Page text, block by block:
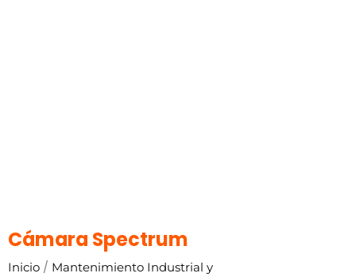
Cámara Spectrum
Inicio / Mantenimiento Industrial y